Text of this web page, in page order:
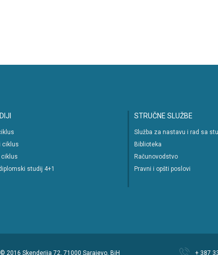
ciklus
ciklus
studij 4+1
STRUČNE SLUŽBE
Služba za nastavu i rad sa
Biblioteka
Računovodstvo
Pravni i opšti poslovi
2016 Skenderija 72, 71000 Sarajevo, BiH + 387